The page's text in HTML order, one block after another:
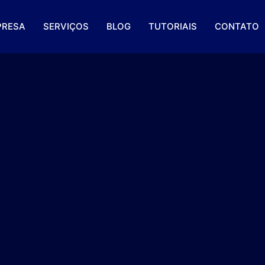
SERVIÇOS BLOG TUTORIAIS CONTATO